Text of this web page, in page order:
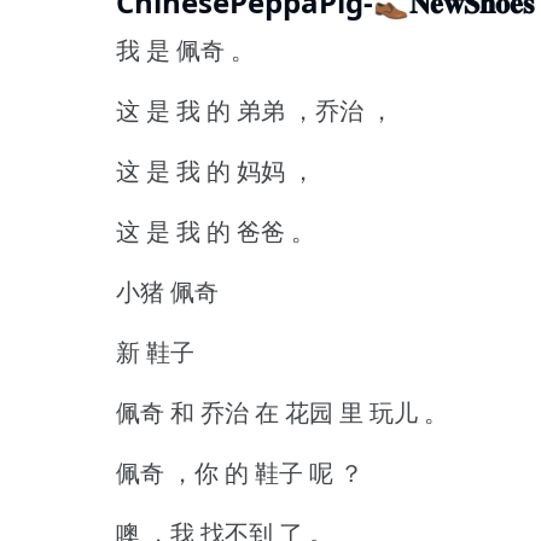
我 是 佩奇 。
这 是 我 的 弟弟 ，乔治 ，
这 是 我 的 妈妈 ，
这 是 我 的 爸爸 。
小猪 佩奇
新 鞋子
佩奇 和 乔治 在 花园 里 玩儿 。
佩奇 ，你 的 鞋子 呢 ？
噢 ，我 找不到 了 。